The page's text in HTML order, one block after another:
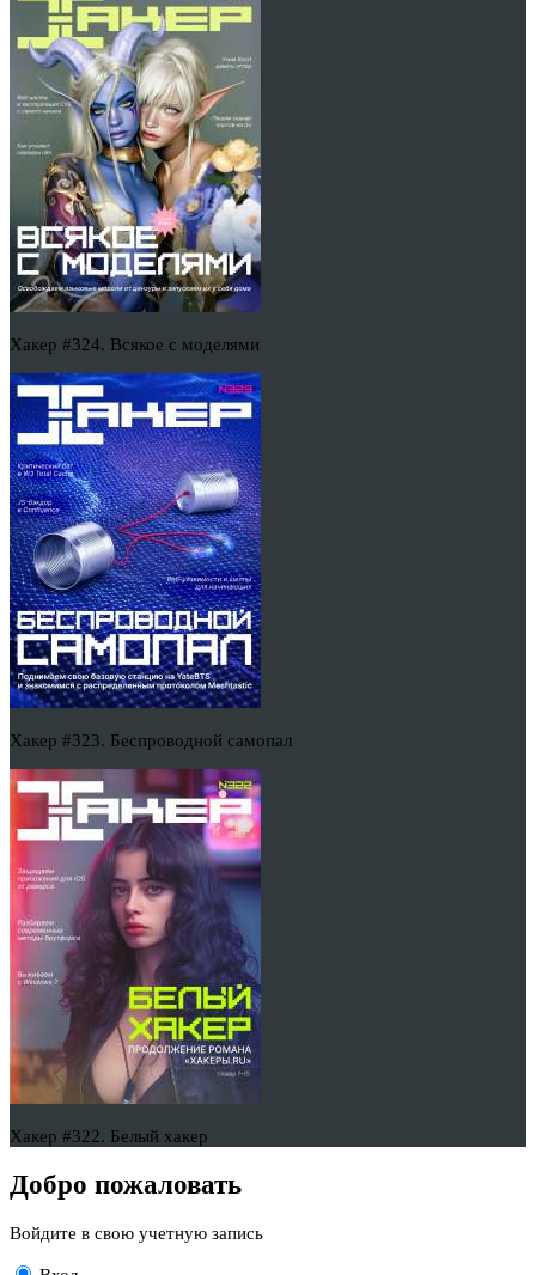
Хакер #324. Всякое с моделями
Хакер #323. Беспроводной самопал
Хакер #322. Белый хакер
Добро пожаловать
Войдите в свою учетную запись